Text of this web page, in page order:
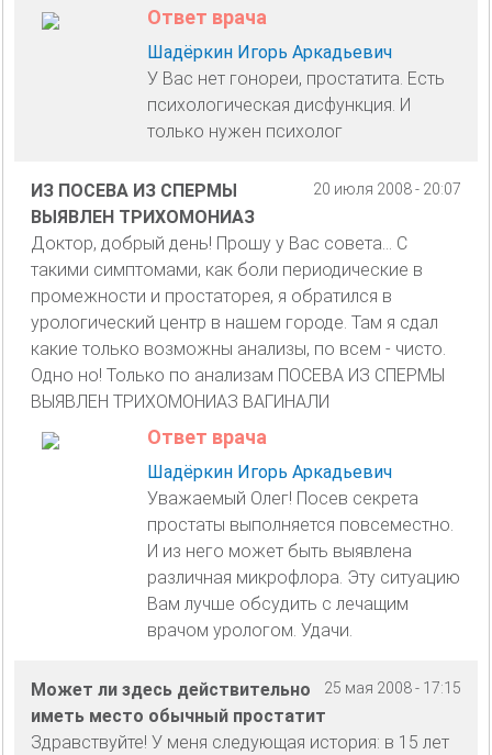
Ответ врача
Шадёркин Игорь Аркадьевич
У Вас нет гонореи, простатита. Есть
психологическая дисфункция. И
только нужен психолог
20 июля 2008 - 20:07
ИЗ ПОСЕВА ИЗ СПЕРМЫ
ВЫЯВЛЕН ТРИХОМОНИАЗ
Доктор, добрый день! Прошу у Вас совета... С
такими симптомами, как боли периодические в
промежности и простаторея, я обратился в
урологический центр в нашем городе. Там я сдал
какие только возможны анализы, по всем - чисто.
Одно но! Только по анализам ПОСЕВА ИЗ СПЕРМЫ
ВЫЯВЛЕН ТРИХОМОНИАЗ ВАГИНАЛИ
Ответ врача
Шадёркин Игорь Аркадьевич
Уважаемый Олег! Посев секрета
простаты выполняется повсеместно.
И из него может быть выявлена
различная микрофлора. Эту ситуацию
Вам лучше обсудить с лечащим
врачом урологом. Удачи.
25 мая 2008 - 17:15
Может ли здесь действительно
иметь место обычный простатит
Здравствуйте! У меня следующая история: в 15 лет